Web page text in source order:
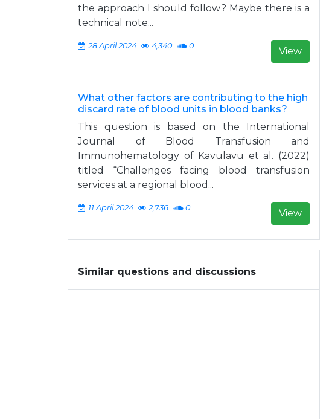
the approach I should follow? Maybe there is a
technical note...
28 April 2024 4,340 0 View
What other factors are contributing to the high
discard rate of blood units in blood banks?
This question is based on the International
Journal of Blood Transfusion and
Immunohematology of Kavulavu et al. (2022)
titled “Challenges facing blood transfusion
services at a regional blood...
11 April 2024 2,736 0 View
Similar questions and discussions